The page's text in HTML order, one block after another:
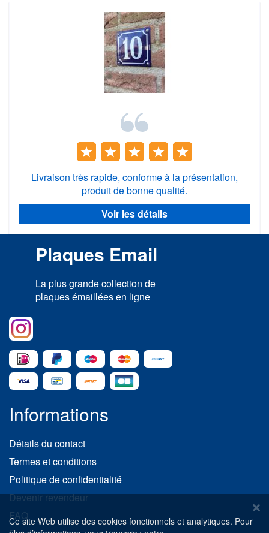
Livraison très rapide, conforme à la présentation,
produit de bonne qualité.
Voir les détails
Plaques Email
La plus grande collection de
plaques émaillées en ligne
Informations
Détails du contact
Termes et conditions
Politique de confidentialité
Devenir revendeur
FAQ
Ce site Web utilise des cookies fonctionnels et analytiques. Pour